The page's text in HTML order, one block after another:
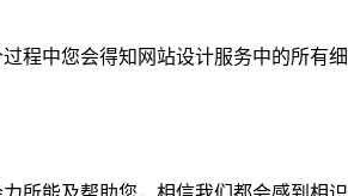
程中您会得知网站设计服务中的所有